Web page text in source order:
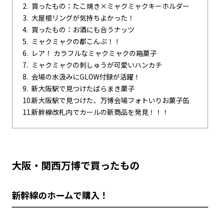
買ったもの：たこ焼き×ミャクミャクキーホルダー
大屋根リングが気持ちよかった！
買ったもの：お酒にも合うナッツ
ミャクミャクの都こんぶ！！
レア！ カラフルなミャクミャクの箱菓子
ミャクミャクの刺しゅうが可愛いハンカチ
会場の水汲みにGLOW付録が活躍！
新大阪駅で見つけたばらまき菓子
新大阪駅で見つけた、万博会場フォトいりお菓子缶
新幹線改札内でカールの新商品を発見！！！
大阪・関西万博で買ったもの
新幹線のホームで購入！